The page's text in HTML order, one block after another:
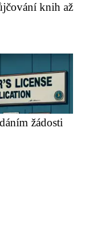
knih až
žádosti